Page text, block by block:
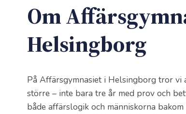
Om
Helsingborg
På Affärsgymnasiet i Helsingborg tror vi
större – inte bara tre år med prov och
både affärslogik och människorna